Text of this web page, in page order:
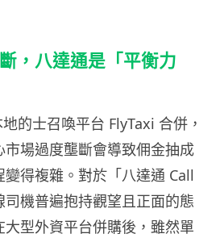
，八達通是「平衡力
的士召喚平台 FlyTaxi 合併，
場過度壟斷會導致佣金抽成
得複雜。對於「八達通 Call
機普遍抱持觀望且正面的態
型外資平台併購後，雖然單